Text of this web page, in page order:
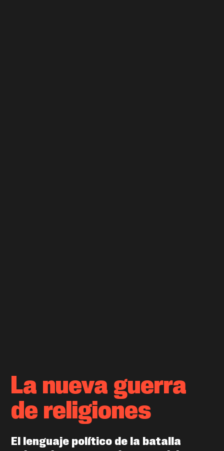
La nueva guerra
de religiones
El lenguaje político de la batalla